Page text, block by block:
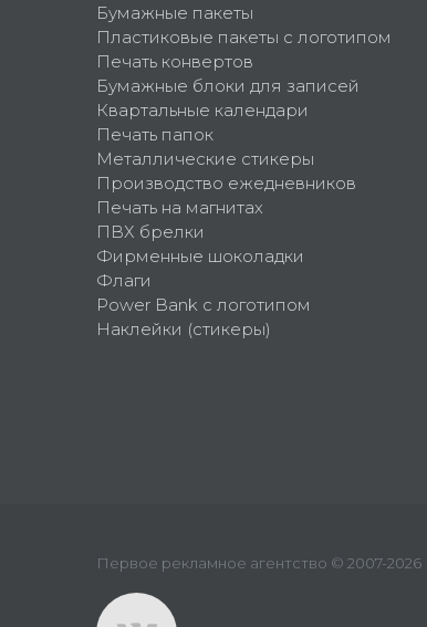
Бумажные пакеты
Пластиковые пакеты с логотипом
Печать конвертов
Бумажные блоки для записей
Квартальные календари
Печать папок
Металлические стикеры
Производство ежедневников
Печать на магнитах
ПВХ брелки
Фирменные шоколадки
Флаги
Power Bank с логотипом
Наклейки (стикеры)
Первое рекламное агентство © 2007-2026